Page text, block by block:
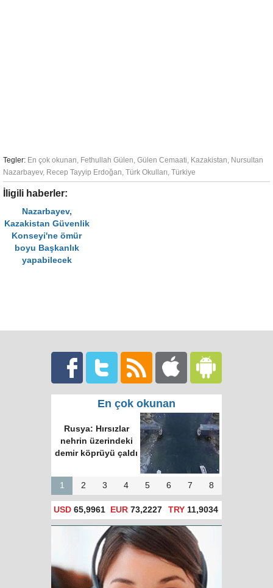
Tegler: En çok okunan, Fethullah Gülen, Gülen Cemaati, Kazakistan, Nursultan
Nazarbayev, Recep Tayyip Erdoğan, Türk Okulları, Türkiye
İligili haberler:
Nazarbayev,
Kazakistan Güvenlik
Konseyi'ne ömür
boyu Başkanlık
yapabilecek
En çok okunan
Rusya: Hırsızlar
nehrin üzerindeki
demir köprüyü çaldı
1 2 3 4 5 6 7 8
USD 65,9961 EUR 73,2227 TRY 11,9034